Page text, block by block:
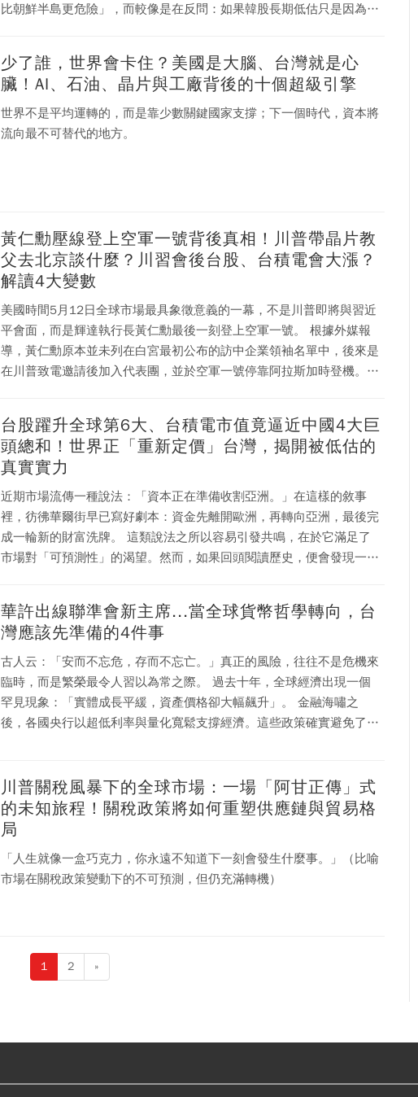
比朝鮮半島更危險」，而較像是在反問：如果韓股長期低估只是因為地
即，該談話脈絡較接近「韓股折價不能只怪地緣風險」。
少了誰，世界會卡住？美國是大腦、台灣就是心
臟！AI、石油、晶片與工廠背後的十個超級引擎
世界不是平均運轉的，而是靠少數關鍵國家支撐；下一個時代，資本將
流向最不可替代的地方。
黃仁勳壓線登上空軍一號背後真相！川普帶晶片教
父去北京談什麼？川習會後台股、台積電會大漲？
解讀4大變數
美國時間5月12日全球市場最具象徵意義的一幕，不是川普即將與習近
平會面，而是輝達執行長黃仁勳最後一刻登上空軍一號。 根據外媒報
導，黃仁勳原本並未列在白宮最初公布的訪中企業領袖名單中，後來是
在川普致電邀請後加入代表團，並於空軍一號停靠阿拉斯加時登機。
升級為一場關於 AI、稀土、半導體與全球供應鏈秩序的談判。 這正是
本次川習會最值得市場解讀的地方：AI晶片已不只是企業營收問題，而
是美中權力競爭中的新石油、新貨幣，也是新時代的戰略籌碼。
台股躍升全球第6大、台積電市值竟逼近中國4大巨
頭總和！世界正「重新定價」台灣，揭開被低估的
真實實力
近期市場流傳一種說法：「資本正在準備收割亞洲。」在這樣的敘事
裡，彷彿華爾街早已寫好劇本：資金先離開歐洲，再轉向亞洲，最後完
成一輪新的財富洗牌。 這類說法之所以容易引發共鳴，在於它滿足了
市場對「可預測性」的渴望。然而，如果回頭閱讀歷史，便會發現一件
華許出線聯準會新主席...當全球貨幣哲學轉向，台
灣應該先準備的4件事
古人云：「安而不忘危，存而不忘亡。」真正的風險，往往不是危機來
臨時，而是繁榮最令人習以為常之際。 過去十年，全球經濟出現一個
罕見現象：「實體成長平緩，資產價格卻大幅飆升」。 金融海嘯之
後，各國央行以超低利率與量化寬鬆支撐經濟。這些政策確實避免了崩
川普關稅風暴下的全球市場：一場「阿甘正傳」式
的未知旅程！關稅政策將如何重塑供應鏈與貿易格
局
「人生就像一盒巧克力，你永遠不知道下一刻會發生什麼事。」（比喻
市場在關稅政策變動下的不可預測，但仍充滿轉機）
1 2 »